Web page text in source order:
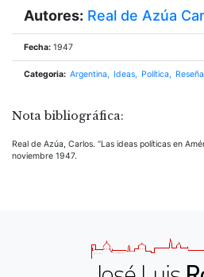
Autores: Real de Azúa
Fecha: 1947
Categoria: Argentina Ideas Política
Nota bibliográfica:
Real de Azúa, Carlos. “Las ideas políticas en
noviembre 1947.